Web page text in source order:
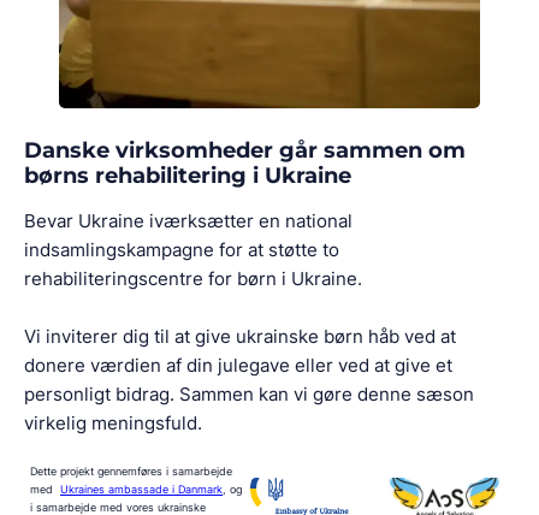
Danske virksomheder går sammen om
børns rehabilitering i Ukraine
Bevar Ukraine iværksætter en national
indsamlingskampagne for at støtte to
rehabiliteringscentre for børn i Ukraine.
Vi inviterer dig til at give ukrainske børn håb ved at
donere værdien af din julegave eller ved at give et
personligt bidrag. Sammen kan vi gøre denne sæson
virkelig meningsfuld.
Dette projekt gennemføres i samarbejde
med Ukraines ambassade i Danmark og
i samarbejde med vores ukrainske